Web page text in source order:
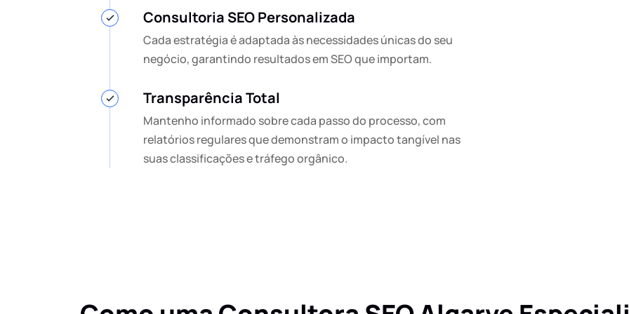
Consultoria SEO Personalizada
Cada estratégia é adaptada às necessidades únicas do seu
negócio, garantindo resultados em SEO que importam.
Transparência Total
Mantenho informado sobre cada passo do processo, com
relatórios regulares que demonstram o impacto tangível nas
suas classificações e tráfego orgânico.